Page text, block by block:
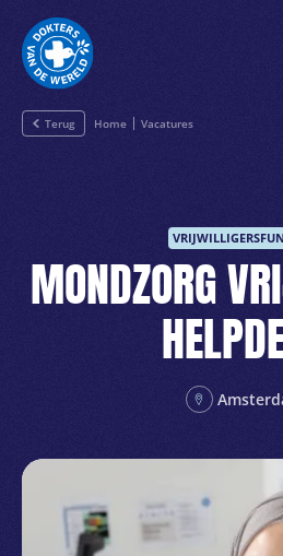
Terug Home Vacatures
MONDZORG